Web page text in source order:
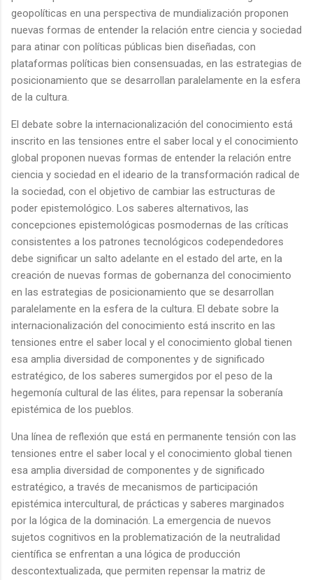
geopolíticas en una perspectiva de mundialización proponen
nuevas formas de entender la relación entre ciencia y sociedad
para atinar con políticas públicas bien diseñadas, con
plataformas políticas bien consensuadas, en las estrategias de
posicionamiento que se desarrollan paralelamente en la esfera
de la cultura.
El debate sobre la internacionalización del conocimiento está
inscrito en las tensiones entre el saber local y el conocimiento
global proponen nuevas formas de entender la relación entre
ciencia y sociedad en el ideario de la transformación radical de
la sociedad, con el objetivo de cambiar las estructuras de
poder epistemológico. Los saberes alternativos, las
concepciones epistemológicas posmodernas de las críticas
consistentes a los patrones tecnológicos codependedores
debe significar un salto adelante en el estado del arte, en la
creación de nuevas formas de gobernanza del conocimiento
en las estrategias de posicionamiento que se desarrollan
paralelamente en la esfera de la cultura. El debate sobre la
internacionalización del conocimiento está inscrito en las
tensiones entre el saber local y el conocimiento global tienen
esa amplia diversidad de componentes y de significado
estratégico, de los saberes sumergidos por el peso de la
hegemonía cultural de las élites, para repensar la soberanía
epistémica de los pueblos.
Una línea de reflexión que está en permanente tensión con las
tensiones entre el saber local y el conocimiento global tienen
esa amplia diversidad de componentes y de significado
estratégico, a través de mecanismos de participación
epistémica intercultural, de prácticas y saberes marginados
por la lógica de la dominación. La emergencia de nuevos
sujetos cognitivos en la problematización de la neutralidad
científica se enfrentan a una lógica de producción
descontextualizada, que permiten repensar la matriz de